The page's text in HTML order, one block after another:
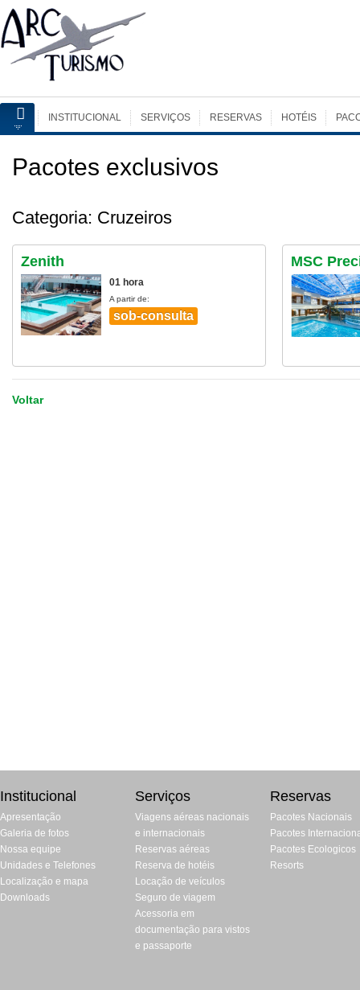
INSTITUCIONAL SERVIÇOS RESERVAS HOTÉIS
Pacotes exclusivos
Categoria: Cruzeiros
Zenith
01 hora
A partir de:
sob-consulta
MSC
Voltar
Institucional
Apresentação
Galeria de fotos
Nossa equipe
Unidades e Telefones
Localização e mapa
Downloads
Serviços
Viagens aéreas nacionais
e internacionais
Reservas aéreas
Reserva de hotéis
Locação de veículos
Seguro de viagem
Acessoria em
documentação para vistos
e passaporte
Reservas
Pacotes Nacionais
Pacotes
Pacotes Ecologicos
Resorts